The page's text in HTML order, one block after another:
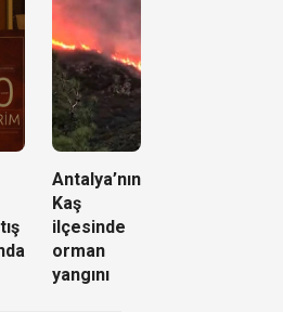
Antalya’nın
Kaş
ilçesinde
orman
yangını